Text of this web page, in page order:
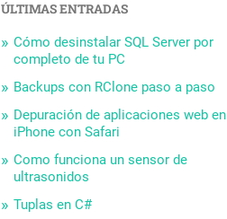
ÚLTIMAS ENTRADAS
Cómo desinstalar SQL Server por
completo de tu PC
Backups con RClone paso a paso
Depuración de aplicaciones web en
iPhone con Safari
Como funciona un sensor de
ultrasonidos
Tuplas en C#